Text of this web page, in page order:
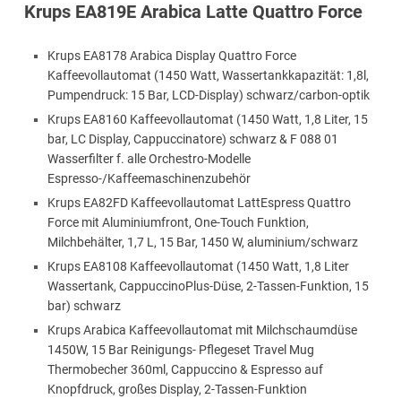
Krups EA819E Arabica Latte Quattro Force
Krups EA8178 Arabica Display Quattro Force
Kaffeevollautomat (1450 Watt, Wassertankkapazität: 1,8l,
Pumpendruck: 15 Bar, LCD-Display) schwarz/carbon-optik
Krups EA8160 Kaffeevollautomat (1450 Watt, 1,8 Liter, 15
bar, LC Display, Cappuccinatore) schwarz & F 088 01
Wasserfilter f. alle Orchestro-Modelle
Espresso-/Kaffeemaschinenzubehör
Krups EA82FD Kaffeevollautomat LattEspress Quattro
Force mit Aluminiumfront, One-Touch Funktion,
Milchbehälter, 1,7 L, 15 Bar, 1450 W, aluminium/schwarz
Krups EA8108 Kaffeevollautomat (1450 Watt, 1,8 Liter
Wassertank, CappuccinoPlus-Düse, 2-Tassen-Funktion, 15
bar) schwarz
Krups Arabica Kaffeevollautomat mit Milchschaumdüse
1450W, 15 Bar Reinigungs- Pflegeset Travel Mug
Thermobecher 360ml, Cappuccino & Espresso auf
Knopfdruck, großes Display, 2-Tassen-Funktion